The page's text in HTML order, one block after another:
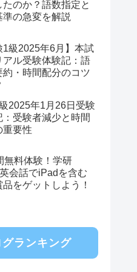
たのか？語数指定と
準の急変を解説
1級2025年6月】本試
アル受験体験記：語
約・時間配分のコツ
2025年1月26日受験
：受験者減少と時間
重要性
無料体験！学研
会話でiPadを含む
をゲットしよう！
ランキング